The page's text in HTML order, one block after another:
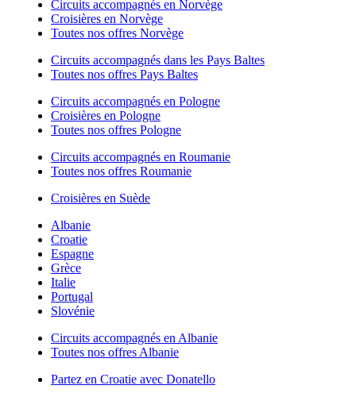
Circuits accompagnés en Norvège
Croisières en Norvège
Toutes nos offres Norvège
Circuits accompagnés dans les Pays Baltes
Toutes nos offres Pays Baltes
Circuits accompagnés en Pologne
Croisières en Pologne
Toutes nos offres Pologne
Circuits accompagnés en Roumanie
Toutes nos offres Roumanie
Croisières en Suède
Albanie
Croatie
Espagne
Grèce
Italie
Portugal
Slovénie
Circuits accompagnés en Albanie
Toutes nos offres Albanie
Partez en Croatie avec Donatello